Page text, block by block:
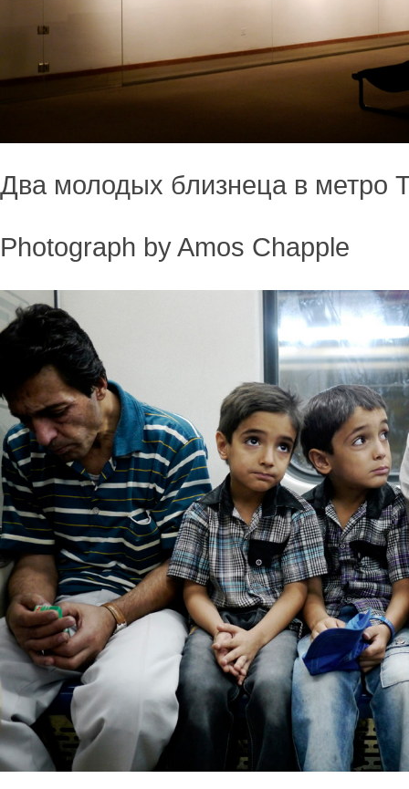
Два молодых близнеца в метро
Photograph by Amos Chapple